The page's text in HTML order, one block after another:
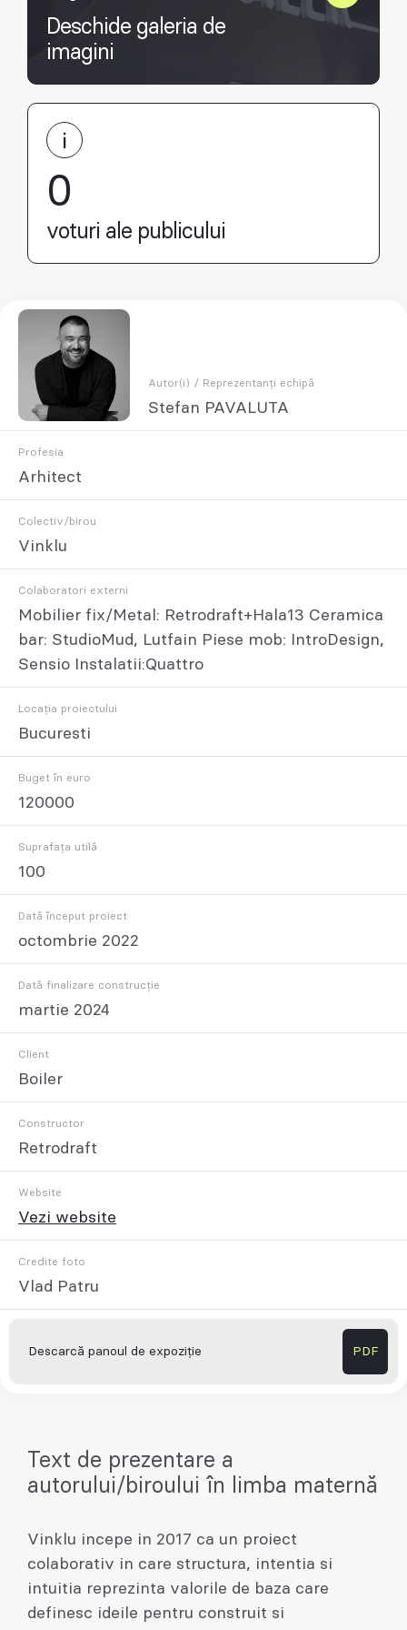
Deschide galeria de
imagini
0
voturi ale publicului
Autor(i) / Reprezentanți echipă
Stefan PAVALUTA
Profesia
Arhitect
Colectiv/birou
Vinklu
Colaboratori externi
Mobilier fix/Metal: Retrodraft+Hala13 Ceramica
bar: StudioMud, Lutfain Piese mob: IntroDesign,
Sensio Instalatii:Quattro
Locația proiectului
Bucuresti
Buget în euro
120000
Suprafața utilă
100
Dată început proiect
octombrie 2022
Dată finalizare construcție
martie 2024
Client
Boiler
Constructor
Retrodraft
Website
Vezi website
Credite foto
Vlad Patru
Descarcă panoul de expoziție PDF
Text de prezentare a
autorului/biroului în limba maternă
Vinklu incepe in 2017 ca un proiect
colaborativ in care structura, intentia si
intuitia reprezinta valorile de baza care
definesc ideile pentru construit si